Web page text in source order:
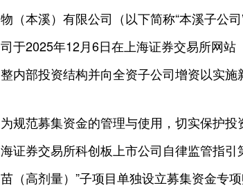
物（本溪）有限公司（以下简称“本溪子公
司于2025年12月6日在上海证券交易所网
整内部投资结构并向全资子公司增资以实施
为规范募集资金的管理与使用，切实保护
海证券交易所科创板上市公司自律监管指
苗（高剂量）”子项目单独设立募集资金专